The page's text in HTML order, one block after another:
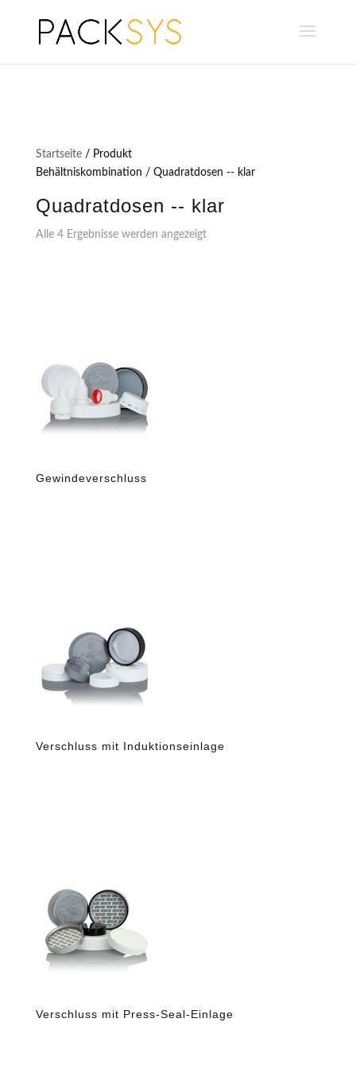
Startseite/ Produkt
Behältniskombination / Quadratdosen -- klar
Quadratdosen -- klar
Alle 4 Ergebnisse werden angezeigt
Gewindeverschluss
Verschluss mit Induktionseinlage
Verschluss mit Press-Seal-Einlage